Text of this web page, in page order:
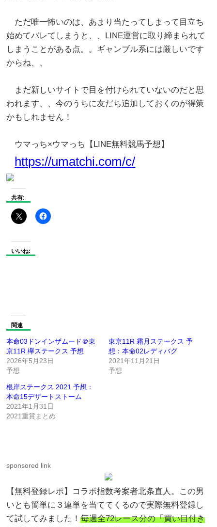
ただ唯一怖いのは、あまり当たってしまって目立ち
始めてバレてしまうと、、LINE運営に取り締まられて
しまうことがある点。。ギャンブル系には厳しいです
からね、、
まだ新しいサイトで目を付けられていないのだと思
われます、、今のうちに友だち追加しておくのが得策
かもしれません！
ウマっち×ウマっち【LINE無料競馬予想】
https://umatchi.com/c/
共有:
いいね:
関連
本命03ドンインザムード＠東
京11R 欅ステークス 予想
2026年5月23日
予想
東京11R 霜月ステークス 予
想：本命02レディバグ
2021年11月21日
予想
根岸ステークス 2021 予想：
本命15デザートストーム
2021年1月31日
2021重賞まとめ
sponsored link
【無料登録レポ】コラボ指数考案者北条直人。この男
いとも簡単に３連単を当ててくるので実際無料登録し
て試してみました！毎週全72レース分の「買い目付き